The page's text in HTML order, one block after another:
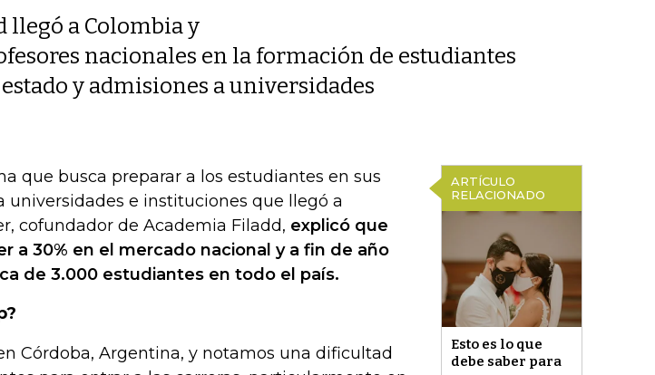
llegó a Colombia y
nacionales en la formación de estudiantes
y admisiones a universidades
ARTÍCULO
RELACIONADO
Esto es lo que
debe saber para
que busca preparar a los estudiantes en sus
universidades e instituciones que llegó a
cofundador de Academia Filadd, explicó que
a 30% en el mercado nacional y a fin de año
de 3.000 estudiantes en todo el país.
Córdoba, Argentina, y notamos una dificultad